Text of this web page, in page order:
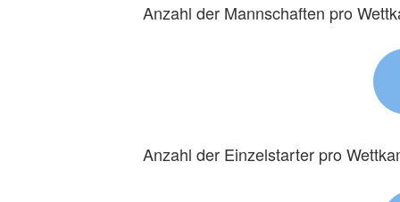
Anzahl der Mannschaften pro
Anzahl der Einzelstarter pro